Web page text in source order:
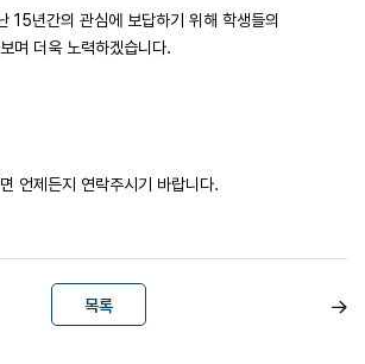
15년간의 관심에 보답하기 위해 학생들의
며 더욱 노력하겠습니다.
언제든지 연락주시기 바랍니다.
목록